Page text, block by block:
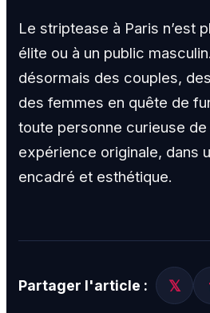
Le striptease à Paris n’est
élite ou à un public
désormais des couples,
des femmes en quête de
toute personne curieuse de
expérience originale, dans
encadré et esthétique.
Partager l'article : 𝕏